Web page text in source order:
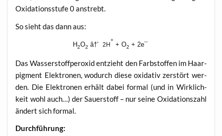
Oxi­da­ti­ons­stu­fe 0 anstrebt.
So sieht das dann aus:
H2O2 â†’ 2H
+
+ O2 + 2e¯
Das Was­ser­stoff­per­oxid ent­zieht den Farb­stof­fen im Haar­
pig­ment Elek­tro­nen, wodurch die­se oxi­da­tiv zer­stört wer­
den. Die Elek­tro­nen erhält dabei for­mal (und in Wirk­lich­
keit wohl auch…) der Sau­er­stoff – nur sei­ne Oxi­da­ti­ons­zahl
ändert sich formal.
Durch­füh­rung: